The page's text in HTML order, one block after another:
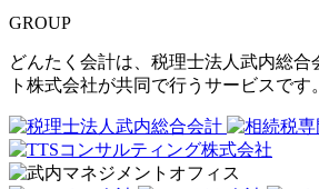
GROUP
どんたく会計は、税理士法人武内総合
ト株式会社が共同で行うサービスです。